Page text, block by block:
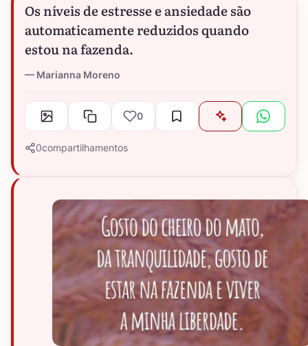
Os níveis de estresse e ansiedade são
automaticamente reduzidos quando
estou na fazenda.
Marianna Moreno
0
0compartilhamentos